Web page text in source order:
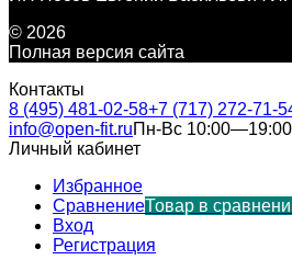
© 2026
Полная версия сайта
Контакты
8 (495) 481-02-58+7 (717) 272-71-
info@open-fit.ruПн-Вс 10:00—19:00
Личный кабинет
Избранное
СравнениеТовар в
Вход
Регистрация